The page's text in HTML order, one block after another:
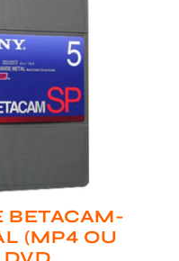
BETACAM-
(MP4 OU